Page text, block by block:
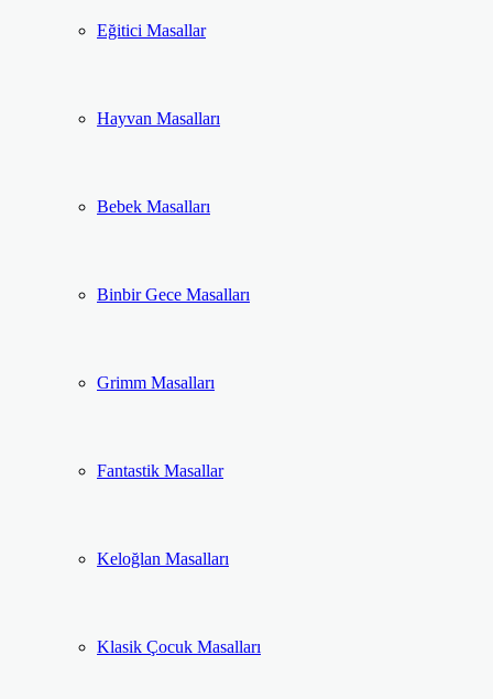
Eğitici Masallar
Hayvan Masalları
Bebek Masalları
Binbir Gece Masalları
Grimm Masalları
Fantastik Masallar
Keloğlan Masalları
Klasik Çocuk Masalları